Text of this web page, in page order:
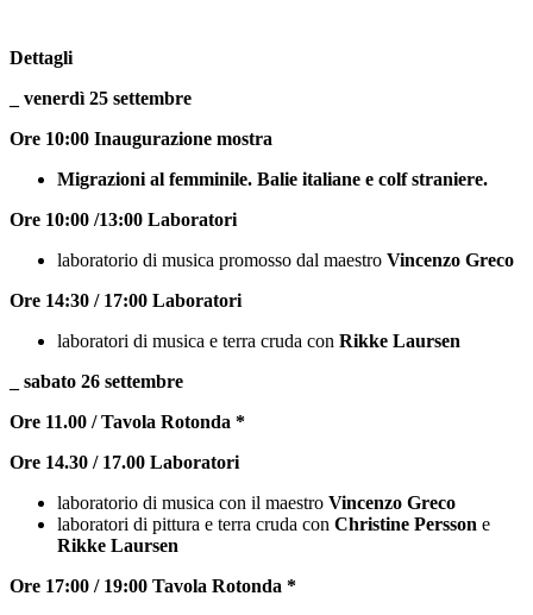
Dettagli
_ venerdì 25 settembre
Ore 10:00 Inaugurazione mostra
Migrazioni al femminile. Balie italiane e colf straniere.
Ore 10:00 /13:00 Laboratori
laboratorio di musica promosso dal maestro Vincenzo Greco
Ore 14:30 / 17:00 Laboratori
laboratori di musica e terra cruda con Rikke Laursen
_ sabato 26 settembre
Ore 11.00 / Tavola Rotonda *
Ore 14.30 / 17.00 Laboratori
laboratorio di musica con il maestro Vincenzo Greco
laboratori di pittura e terra cruda con Christine Persson e
Rikke Laursen
Ore 17:00 / 19:00 Tavola Rotonda *